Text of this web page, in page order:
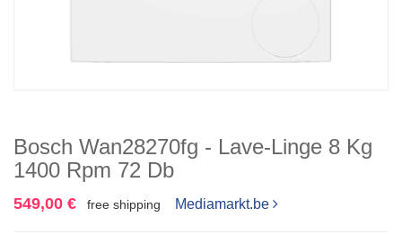
Bosch Wan28270fg - Lave-Linge 8 Kg
1400 Rpm 72 Db
549,00 € free shipping Mediamarkt.be